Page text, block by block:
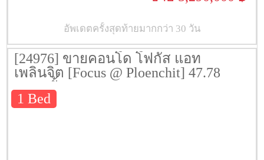
อัพเดตครั้งสุดท้ายมากกว่า 30 วัน
[24976] ขายคอนโด โฟกัส แอท
เพลินจิต [Focus @ Ploenchit] 47.78
ตรม. ชั้น 5
1 Bed